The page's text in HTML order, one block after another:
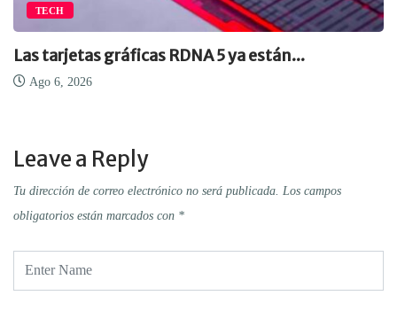
TECH
Las tarjetas gráficas RDNA 5 ya están...
Ago 6, 2026
Leave a Reply
Tu dirección de correo electrónico no será publicada. Los campos
obligatorios están marcados con *